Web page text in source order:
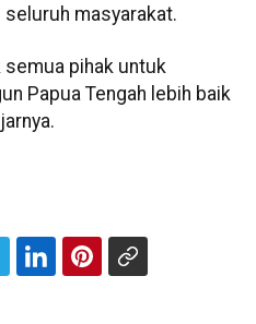
masyarakat.
semua pihak untuk
Papua Tengah lebih baik